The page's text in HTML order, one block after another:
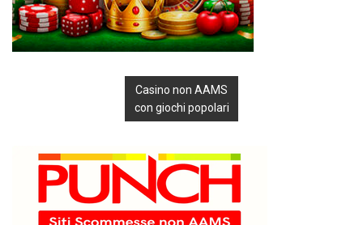
Casino non AAMS
con giochi popolari